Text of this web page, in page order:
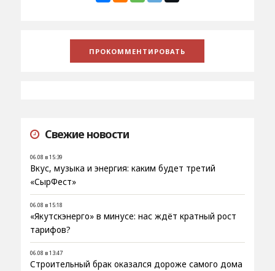
Свежие новости
06.08 в 15:39
Вкус, музыка и энергия: каким будет третий
«СырФест»
06.08 в 15:18
«Якутскэнерго» в минусе: нас ждёт кратный рост
тарифов?
06.08 в 13:47
Строительный брак оказался дороже самого дома